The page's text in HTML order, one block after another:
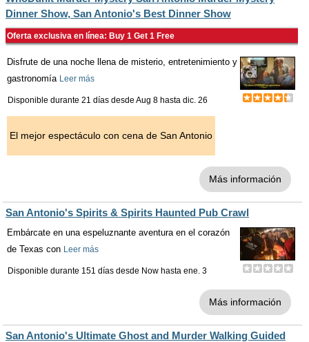
Dinner Show, San Antonio's Best Dinner Show
Oferta exclusiva en línea: Buy 1 Get 1 Free
Disfrute de una noche llena de misterio, entretenimiento y
gastronomía Leer más
Disponible durante 21 días desde Aug 8 hasta dic. 26
El mejor espectáculo con cena de San Antonio
Más información
San Antonio's Spirits & Spirits Haunted Pub Crawl
Embárcate en una espeluznante aventura en el corazón
de Texas con Leer más
Disponible durante 151 días desde Now hasta ene. 3
Más información
San Antonio's Ultimate Ghost and Murder Walking Guided